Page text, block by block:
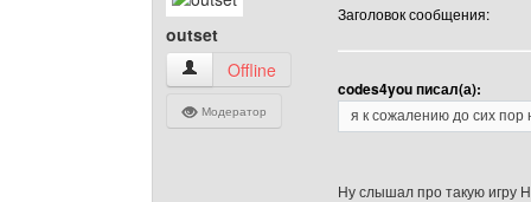
outset
outset Посмотреть профиль
Offline
Модератор
Заголовок сообщения:
codes4you писал(а):
я к сожалению до сих пор
Ну слышал про такую игру